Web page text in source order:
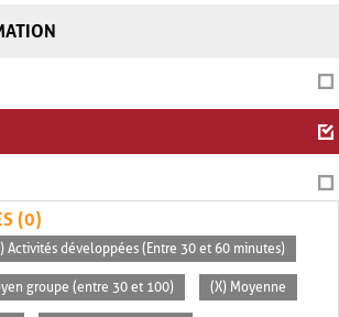
(0)
Activités développées (Entre 30 et 60 minutes)
groupe (entre 30 et 100) (X) Moyenne